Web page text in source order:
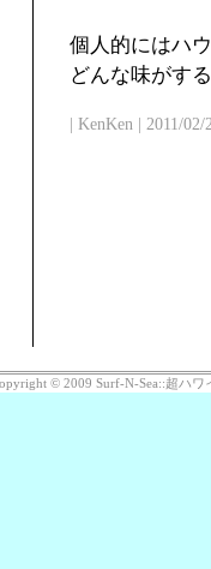
個人的にはハ
どんな味がす
| KenKen | 2011/
© 2009 Surf-N-Sea::超ハワ